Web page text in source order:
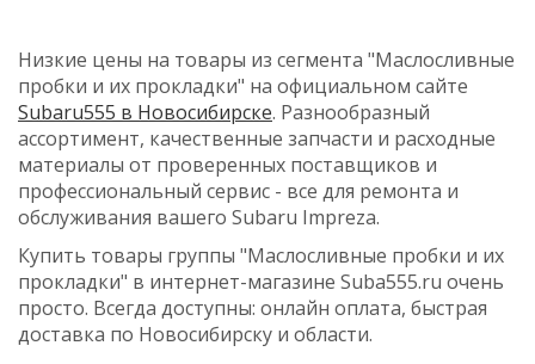
Низкие цены на товары из сегмента "Маслосливные
пробки и их прокладки" на официальном сайте
Subaru555 в Новосибирске. Разнообразный
ассортимент, качественные запчасти и расходные
материалы от проверенных поставщиков и
профессиональный сервис - все для ремонта и
обслуживания вашего Subaru Impreza.
Купить товары группы "Маслосливные пробки и их
прокладки" в интернет-магазине Suba555.ru очень
просто. Всегда доступны: онлайн оплата, быстрая
доставка по Новосибирску и области.